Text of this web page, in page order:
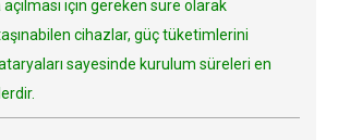
için gereken süre olarak
cihazlar, güç tüketimlerini
sayesinde kurulum süreleri en